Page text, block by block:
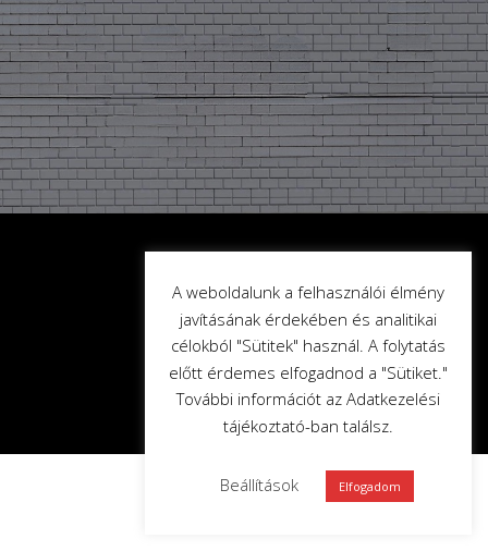
A weboldalunk a felhasználói élmény
javításának érdekében és analitikai
célokból "Sütitek" használ. A folytatás
előtt érdemes elfogadnod a "Sütiket."
További információt az Adatkezelési
tájékoztató-ban találsz.
Beállítások Elfogadom